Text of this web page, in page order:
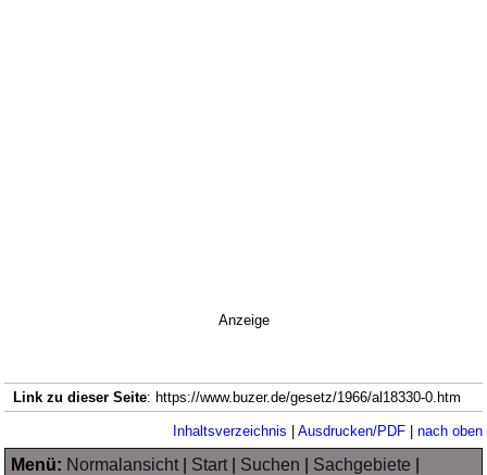
Anzeige
Link zu dieser Seite: https://www.buzer.de/gesetz/1966/al18330-0.htm
Inhaltsverzeichnis | Ausdrucken/PDF| nach oben
Menü: Normalansicht| Start| Suchen Sachgebiete